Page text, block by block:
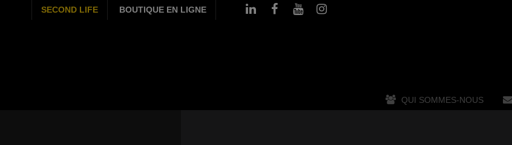
SECOND LIFE BOUTIQUE EN LIGNE
QUI SOMMES-NOUS